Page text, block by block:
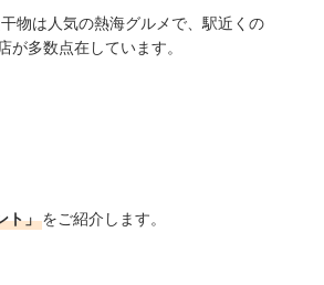
物は人気の熱海グルメで、駅近くの
多数点在しています。
ト」をご紹介します。